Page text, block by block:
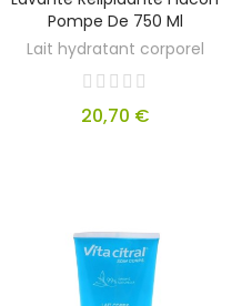
Pompe De 750 Ml
Lait hydratant corporel
20,70 €